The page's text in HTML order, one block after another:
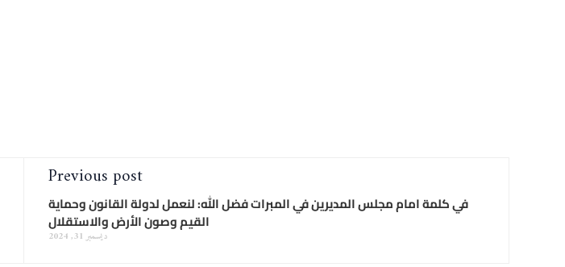
Previous post
في كلمة امام مجلس المديرين في المبرات فضل الله: لنعمل لدولة القانون وحماية
القيم وصون الأرض والاستقلال
ديسمبر 31, 2024